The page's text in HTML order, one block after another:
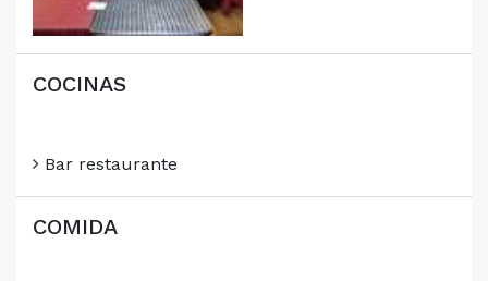
COCINAS
Bar restaurante
COMIDA